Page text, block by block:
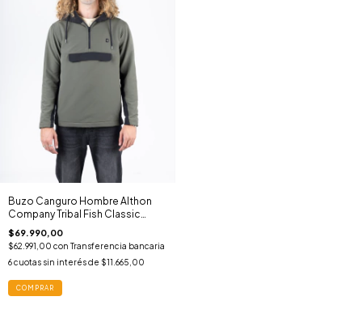
Buzo Canguro Hombre Althon
Company Tribal Fish Classic
Hoodie MIL
$69.990,00
$62.991,00 con Transferencia bancaria
6cuotas sin interés de $11.665,00
COMPRAR